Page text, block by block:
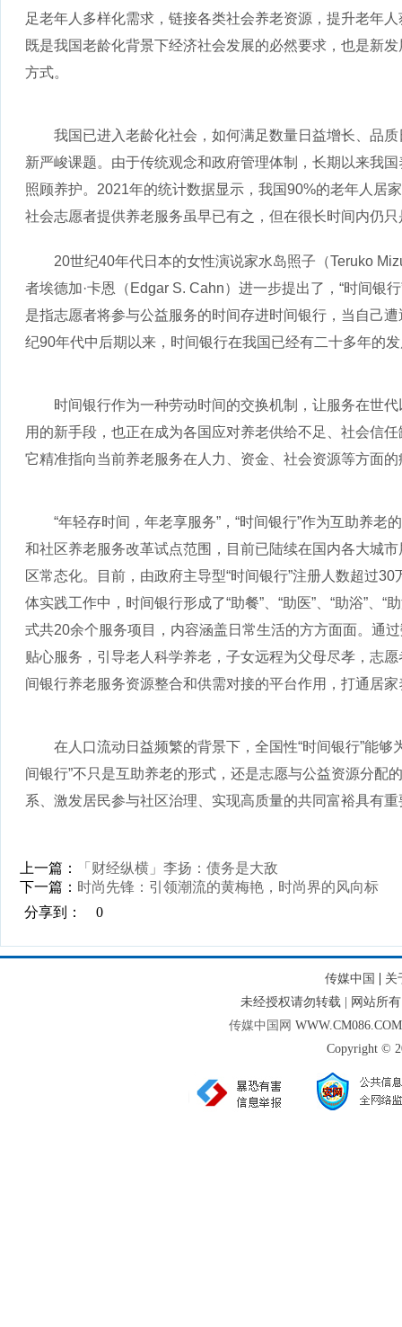
足老年人多样化需求，链接各类社会养老资源，提升老年
既是我国老龄化背景下经济社会发展的必然要求，也是新
方式。
我国已进入老龄化社会，如何满足数量日益增长、品
新严峻课题。由于传统观念和政府管理体制，长期以来我
照顾养护。2021年的统计数据显示，我国90%的老年人居
社会志愿者提供养老服务虽早已有之，但在很长时间内仍
20世纪40年代日本的女性演说家水岛照子（Teruko
者埃德加·卡恩（Edgar S. Cahn）进一步提出了，“时间银
是指志愿者将参与公益服务的时间存进时间银行，当自己
纪90年代中后期以来，时间银行在我国已经有二十多年的
时间银行作为一种劳动时间的交换机制，让服务在世
用的新手段，也正在成为各国应对养老供给不足、社会信
它精准指向当前养老服务在人力、资金、社会资源等方面
“年轻存时间，年老享服务”，“时间银行”作为互助养
和社区养老服务改革试点范围，目前已陆续在国内各大城
区常态化。目前，由政府主导型“时间银行”注册人数超过
体实践工作中，时间银行形成了“助餐”、“助医”、“助浴”、“
式共20余个服务项目，内容涵盖日常生活的方方面面。通
贴心服务，引导老人科学养老，子女远程为父母尽孝，志
间银行养老服务资源整合和供需对接的平台作用，打通居家
在人口流动日益频繁的背景下，全国性“时间银行”能
间银行”不只是互助养老的形式，还是志愿与公益资源分配
系、激发居民参与社区治理、实现高质量的共同富裕具有
上一篇：
「财经纵横」李扬：债务是大敌
下一篇： 时尚先锋：引领潮流的黄梅艳，时尚界的风向标
分享到：
0
传媒中国 | 关
未经授权请勿转载 | 网站所
传媒中国网
Copyright ©